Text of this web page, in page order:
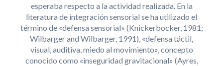
esperaba respecto a la actividad realizada. En la
literatura de integración sensorial se ha utilizado el
término de «defensa sensorial» (Knickerbocker, 1981;
Wilbarger and Wilbarger, 1991), «defensa táctil,
visual, auditiva, miedo al movimiento», concepto
conocido como «inseguridad gravitacional» (Ayres,